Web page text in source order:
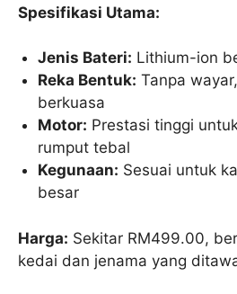
Spesifikasi Utama:
Jenis Bateri: Lithium-ion
Reka Bentuk: Tanpa
berkuasa
Motor: Prestasi tinggi
rumput tebal
Kegunaan: Sesuai untuk
besar
Harga: Sekitar RM499.00,
kedai dan jenama yang